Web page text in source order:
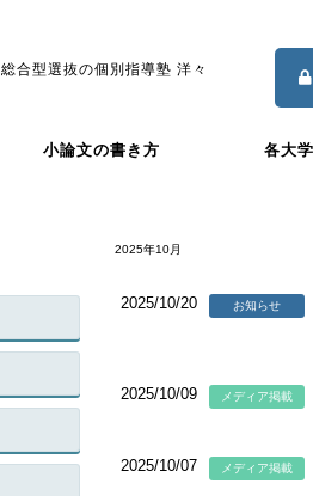
総合型選抜の個別指導塾 洋々
小論文の書き方 各大
2025年10月
2025/10/20 お知らせ
2025/10/09 メディア掲載
2025/10/07 メディア掲載